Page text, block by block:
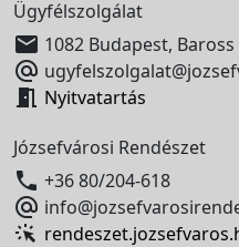
Ügyfélszolgálat
 1082 Budapest, Baross

 Nyitvatartás
Józsefvárosi Rendészet
 +36 80/204-618
